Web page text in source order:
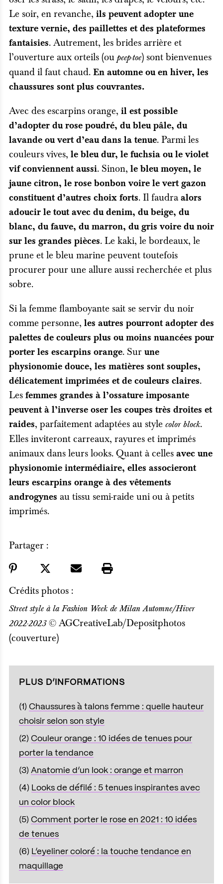
Le soir, en revanche, ils peuvent adopter une
texture vernie, des paillettes et des plateformes
fantaisies. Autrement, les brides arrière et
l’ouverture aux orteils (ou peep-toe) sont bienvenues
quand il faut chaud. En automne ou en hiver, les
chaussures sont plus couvrantes.
Avec des escarpins orange, il est possible
d’adopter du rose poudré, du bleu pâle, du
lavande ou vert d’eau dans la tenue. Parmi les
couleurs vives, le bleu dur, le fuchsia ou le violet
vif conviennent aussi. Sinon, le bleu moyen, le
jaune citron, le rose bonbon voire le vert gazon
constituent d’autres choix forts. Il faudraalors
adoucir le tout avec du denim, du beige, du
blanc, du fauve, du marron, du gris voire du noir
sur les grandes pièces. Le kaki, le bordeaux, le
prune et le bleu marine peuvent toutefois
procurer pour une allure aussi recherchée et plus
sobre.
Si la femme flamboyante sait se servir du noir
comme personne, les autres pourront adopter des
palettes de couleurs plus ou moins nuancées pour
porter les escarpins orange. Sur une
physionomie douce, les matières sont souples,
délicatement imprimées et de couleurs claires.
Les femmes grandes à l’ossature imposante
peuvent à l’inverse oser les coupes très droites et
raides, parfaitement adaptées au style color block.
Elles inviteront carreaux, rayures et imprimés
animaux dans leurs looks. Quant à celles avec une
physionomie intermédiaire, elles associeront
leurs escarpins orange à des vêtements
androgynes au tissu semi-raide uni ou à petits
imprimés.
Partager :
Crédits photos :
Street style à la Fashion Week de Milan Automne/Hiver
2022-2023© AGCreativeLab/Depositphotos
(couverture)
PLUS D’INFORMATIONS
(1) Chaussures à talons femme : quelle hauteur
choisir selon son style
(2) Couleur orange : 10 idées de tenues pour
porter la tendance
(3) Anatomie d’un look : orange et marron
(4) Looks de défilé : 5 tenues inspirantes avec
un color block
(5) Comment porter le rose en 2021 : 10 idées
de tenues
(6) L’eyeliner coloré : la touche tendance en
maquillage